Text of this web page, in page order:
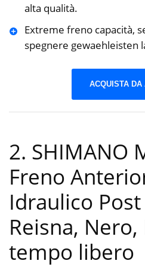
alta qualità.
Extreme freno capacità,
spegnere gewaehleisten
ACQUISTA DA
2. SHIMANO
Freno
Idraulico
Reisna, Nero,
tempo libero